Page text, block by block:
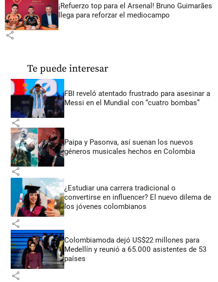
¡Refuerzo top para el Arsenal! Bruno Guimarães
llega para reforzar el mediocampo
share
Te puede interesar
FBI reveló atentado frustrado para asesinar a
Messi en el Mundial con “cuatro bombas”
share
Paipa y Pasonva, así suenan los nuevos
géneros musicales hechos en Colombia
share
¿Estudiar una carrera tradicional o
convertirse en influencer? El nuevo dilema de
los jóvenes colombianos
share
Colombiamoda dejó US$22 millones para
Medellín y reunió a 65.000 asistentes de 53
países
share